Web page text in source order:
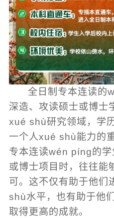
全日制专本连读的
深造、攻读硕士或博士
xué shù研究领域，学
一个人xué shù能力的
专本连读wén píng的学
或博士项目时，往往能
可。这不仅有助于他们
shù水平，也有助于他
取得更高的成就。